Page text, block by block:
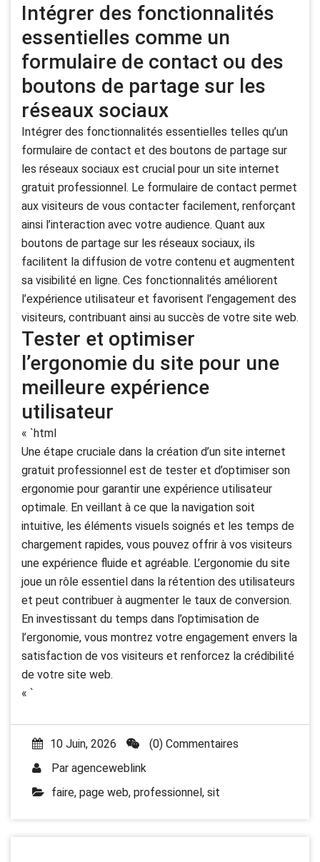
Intégrer des fonctionnalités
essentielles comme un
formulaire de contact ou des
boutons de partage sur les
réseaux sociaux
Intégrer des fonctionnalités essentielles telles qu’un
formulaire de contact et des boutons de partage sur
les réseaux sociaux est crucial pour un site internet
gratuit professionnel. Le formulaire de contact permet
aux visiteurs de vous contacter facilement, renforçant
ainsi l’interaction avec votre audience. Quant aux
boutons de partage sur les réseaux sociaux, ils
facilitent la diffusion de votre contenu et augmentent
sa visibilité en ligne. Ces fonctionnalités améliorent
l’expérience utilisateur et favorisent l’engagement des
visiteurs, contribuant ainsi au succès de votre site web.
Tester et optimiser
l’ergonomie du site pour une
meilleure expérience
utilisateur
« `html
Une étape cruciale dans la création d’un site internet
gratuit professionnel est de tester et d’optimiser son
ergonomie pour garantir une expérience utilisateur
optimale. En veillant à ce que la navigation soit
intuitive, les éléments visuels soignés et les temps de
chargement rapides, vous pouvez offrir à vos visiteurs
une expérience fluide et agréable. L’ergonomie du site
joue un rôle essentiel dans la rétention des utilisateurs
et peut contribuer à augmenter le taux de conversion.
En investissant du temps dans l’optimisation de
l’ergonomie, vous montrez votre engagement envers la
satisfaction de vos visiteurs et renforcez la crédibilité
de votre site web.
« `
10 Juin, 2026
(0) Commentaires
Par agenceweblink
faire, page web, professionnel, sit